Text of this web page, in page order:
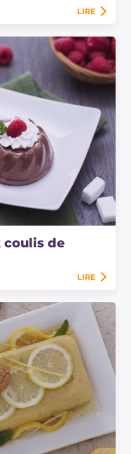
LIRE
coulis de
LIRE